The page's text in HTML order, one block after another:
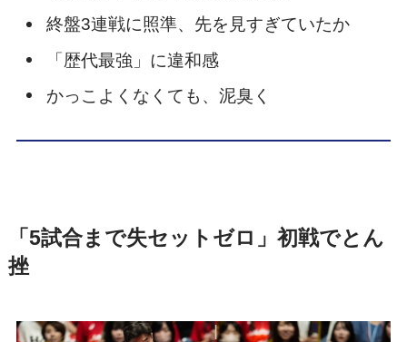
終盤3連戦に照準、先を見すぎていたか
「歴代最強」に違和感
かっこよくなくても、泥臭く
「5試合まで失セットゼロ」初戦でとん
挫